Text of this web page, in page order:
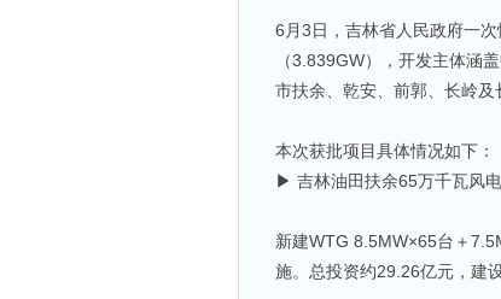
6月3日，吉林省人民政府一
（3.839GW），开发主体涵
市扶余、乾安、前郭、长岭及
本次获批项目具体情况如下：
▶ 吉林油田扶余65万千瓦风电
新建WTG 8.5MW×65台＋
施。总投资约29.26亿元，建